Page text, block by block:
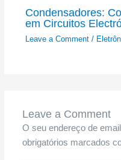
Condensadores:
em Circuitos
Leave a Comment /
Leave a Comment
O seu endereço de
obrigatórios marcados